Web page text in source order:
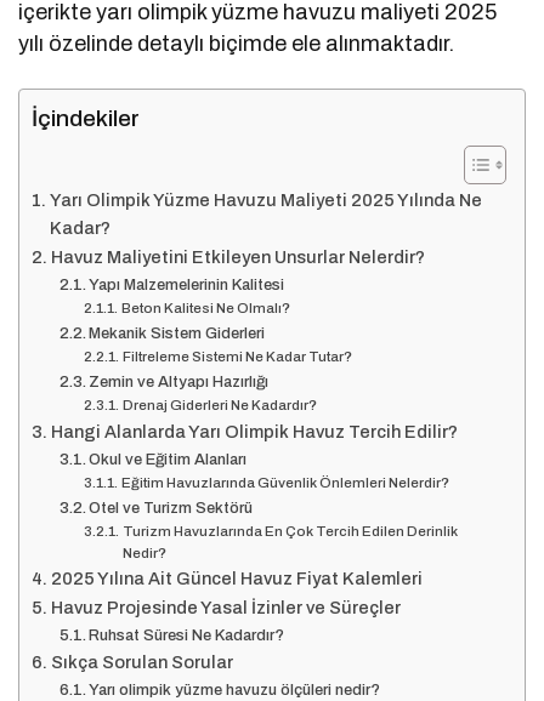
içerikte yarı olimpik yüzme havuzu maliyeti 2025
yılı özelinde detaylı biçimde ele alınmaktadır.
İçindekiler
Yarı Olimpik Yüzme Havuzu Maliyeti 2025 Yılında Ne
Kadar?
Havuz Maliyetini Etkileyen Unsurlar Nelerdir?
Yapı Malzemelerinin Kalitesi
Beton Kalitesi Ne Olmalı?
Mekanik Sistem Giderleri
Filtreleme Sistemi Ne Kadar Tutar?
Zemin ve Altyapı Hazırlığı
Drenaj Giderleri Ne Kadardır?
Hangi Alanlarda Yarı Olimpik Havuz Tercih Edilir?
Okul ve Eğitim Alanları
Eğitim Havuzlarında Güvenlik Önlemleri Nelerdir?
Otel ve Turizm Sektörü
Turizm Havuzlarında En Çok Tercih Edilen Derinlik
Nedir?
2025 Yılına Ait Güncel Havuz Fiyat Kalemleri
Havuz Projesinde Yasal İzinler ve Süreçler
Ruhsat Süresi Ne Kadardır?
Sıkça Sorulan Sorular
Yarı olimpik yüzme havuzu ölçüleri nedir?